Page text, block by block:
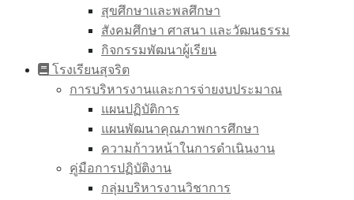
สุขศึกษาและพลศึกษา
สังคมศึกษา ศาสนา และวัฒนธรรม
กิจกรรมพัฒนาผู้เรียน
โรงเรียนสุจริต
การบริหารงานและการจ่ายงบประมาณ
แผนปฏิบัติการ
แผนพัฒนาคุณภาพการศึกษา
ความก้าวหน้าในการดำเนินงาน
คู่มือการปฏิบัติงาน
กลุ่มบริหารงานวิชาการ